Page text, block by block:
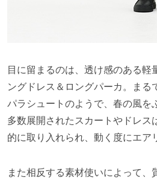
目に留まるのは、透け感のある軽
ングドレス＆ロングパーカ。まる
パラシュートのようで、春の風を
多数展開されたスカートやドレス
的に取り入れられ、動く度にエア
また相反する素材使いによって